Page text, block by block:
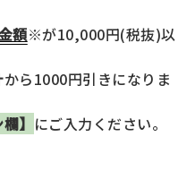
法
送について
換・キャンセルについて
額※が10,000円(税抜)以
ら1000円引きになりま
】 にご入力ください。